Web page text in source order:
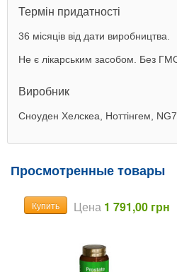
Термін придатності
36 місяців від дати виробництва.
Не є лікарським засобом. Без
Виробник
Сноуден Хелскеа, Ноттінгем,
Просмотренные товары
Купить Цена 1 791,00 грн